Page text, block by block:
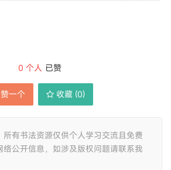
0 个人 已赞
赞一个 收藏 (0)
所有书法资源仅供个人学习交流且免费
络公开信息，如涉及版权问题请联系我